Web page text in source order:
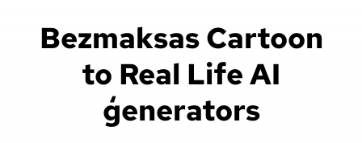
Bezmaksas Cartoon
to Real Life AI
ģenerators